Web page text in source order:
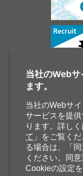
当社のWeb
ます。
当社のWebサ
サービスを提
ります。詳しく
て 」をご覧く
る場合は、「
ください。同
Cookieの設定